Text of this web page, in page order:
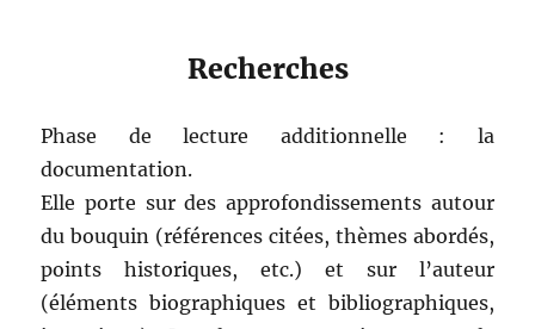
Recherches
Phase de lecture additionnelle : la
documentation.
Elle porte sur des approfondissements autour
du bouquin (références citées, thèmes abordés,
points historiques, etc.) et sur l’auteur
(éléments biographiques et bibliographiques,